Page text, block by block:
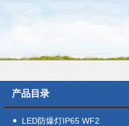
产品目录
LED防爆灯IP65 WF2